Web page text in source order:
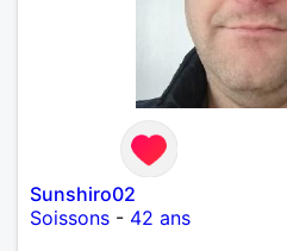
Sunshiro02
Soissons - 42 ans